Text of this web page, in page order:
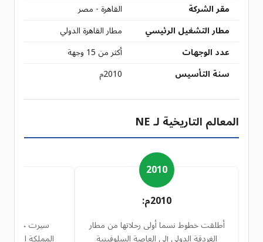
مقر الشركة
القاهرة - مصر
مطار التشغيل الرئيسي
مطار القاهرة الدولي
عدد الوجهات
أكثر من 15 وجهة
سنة التأسيس
2010م
المعالم التاريخية لـ NE
2010
2010م:
أطلقت خطوط نسما أولى رحلاتها من مطار سيرت خطوط